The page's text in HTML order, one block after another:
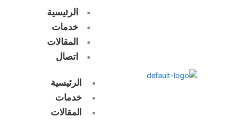
الرئيسية
خدمات
المقالات
اتصال
الرئيسية
خدمات
المقالات